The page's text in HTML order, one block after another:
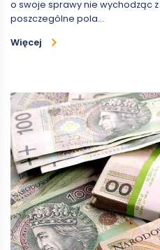
o swoje sprawy nie wychodząc
poszczególne pola…
Więcej